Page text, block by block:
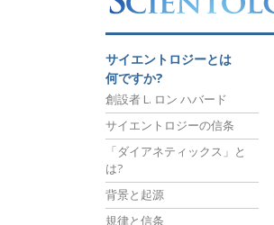
サイエントロジーとは
何ですか?
創設者 L. ロン ハバード
サイエントロジーの信条
「ダイアネティックス」と
は?
背景と起源
規律と信条